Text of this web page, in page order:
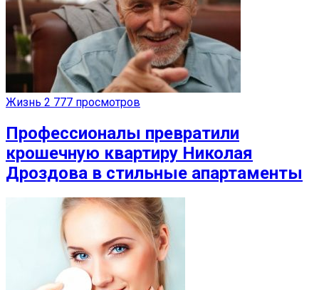
Жизнь 2 777 просмотров
Профессионалы превратили
крошечную квартиру Николая
Дроздова в стильные апартаменты